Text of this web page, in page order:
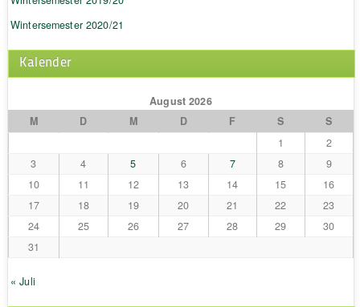
Wintersemester 2020/21
Kalender
August 2026
M
D M D F S
S
1
2
3
4 5 6 7 8
9
10
11 12 13 14 15
16
17
18 19 20 21 22
23
24
25 26 27 28 29
30
31
« Juli